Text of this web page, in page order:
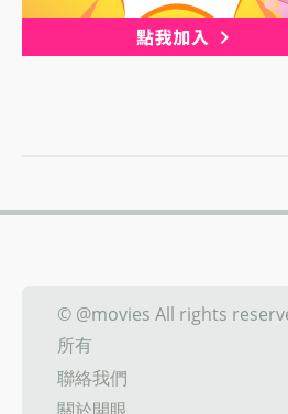
© @movies All rights
所有
聯絡我們